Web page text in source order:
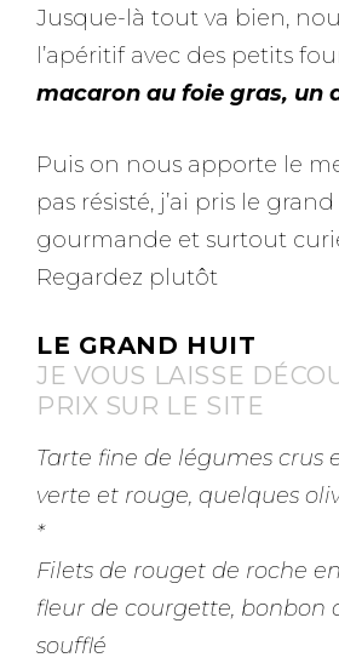
Jusque-là tout va bien,
l’apéritif avec des petits
macaron au foie gras, un
Puis on nous apporte le
pas résisté, j’ai pris le
gourmande et surtout
Regardez plutôt
LE GRAND HUIT
JE VOUS LAISSE
PRIX SUR LE SITE
Tarte fine de légumes crus
verte et rouge, quelques
*
Filets de rouget de roche
fleur de courgette, bonbon
soufflé